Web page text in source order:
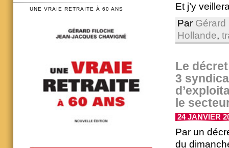
Et j’y
Par Gérard
Hollande,
Le
3
le
24 JANVIER
Par un
du
UNE VRAIE RETRAITE À 60 ANS